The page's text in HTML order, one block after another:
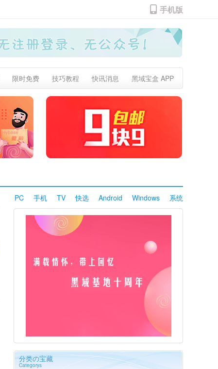
手机版
限时免费 技巧教程 快讯消息 黑域宝盒 APP
PC 手机 TV 快选 Android Windows 系统
分类の宝藏
Categorys